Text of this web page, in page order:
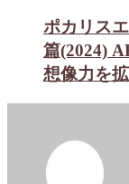
ポカリス
篇(2024)
想像力を